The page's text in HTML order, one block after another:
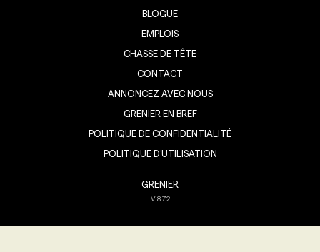
BLOGUE
EMPLOIS
CHASSE DE TÊTE
CONTACT
ANNONCEZ AVEC NOUS
GRENIER EN BREF
POLITIQUE DE CONFIDENTIALITÉ
POLITIQUE D’UTILISATION
GRENIER
V8.7.2